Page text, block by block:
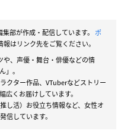
部が作成・配信しています。 ポ
報はリンク先をご覧ください。
や、声優・舞台・俳優などの情
」。
クター作品、VTuberなどストリー
広くお届けしています。
し活）お役立ち情報など、女性オ
信しています。